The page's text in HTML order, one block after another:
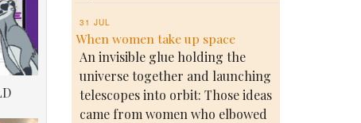
31 JUL
When women take up space
An invisible glue holding the
universe together and launching
telescopes into orbit: Those ideas
came from women who elbowed